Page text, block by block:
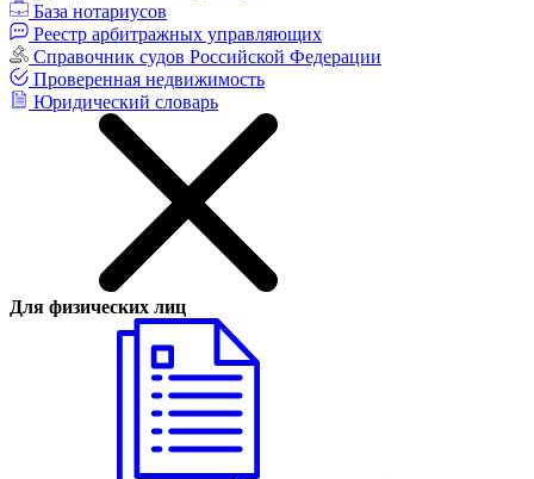
База нотариусов
Реестр арбитражных управляющих
Справочник судов Российской Федерации
Проверенная недвижимость
Юридический словарь
Для физических лиц